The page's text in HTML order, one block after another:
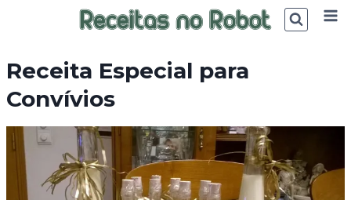
Receita Especial para
Convívios